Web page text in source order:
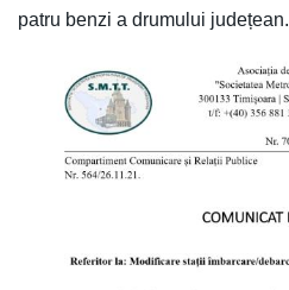
patru benzi a drumului județean.